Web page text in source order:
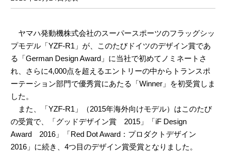
ヤマハ発動機株式会社のスーパースポーツのフラッグシッ
プモデル「YZF-R1」が、このたびドイツのデザイン賞であ
る「German Design Award」に当社で初めてノミネートさ
れ、さらに4,000点を超えるエントリーの中からトランスポ
ーテーション部門で優秀賞にあたる「Winner」を初受賞しま
した。
また、「YZF-R1」（2015年海外向けモデル）はこのたび
の受賞で、「グッドデザイン賞 2015」「iF Design
Award 2016」「Red Dot Award：プロダクトデザイン
2016」に続き、4つ目のデザイン賞受賞となりました。